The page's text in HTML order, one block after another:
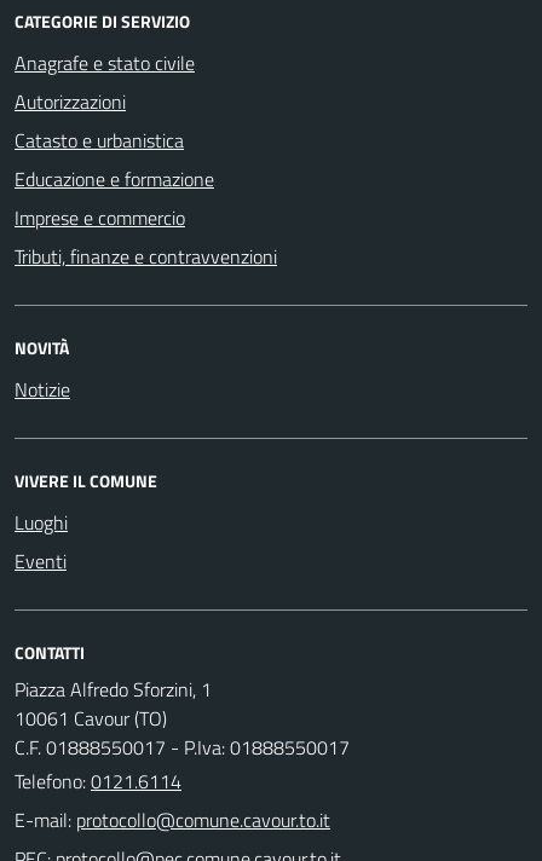
CATEGORIE DI SERVIZIO
Anagrafe e stato civile
Autorizzazioni
Catasto e urbanistica
Educazione e formazione
Imprese e commercio
Tributi, finanze e contravvenzioni
NOVITÀ
Notizie
VIVERE IL COMUNE
Luoghi
Eventi
CONTATTI
Piazza Alfredo Sforzini, 1
10061 Cavour (TO)
C.F. 01888550017 - P.Iva: 01888550017
Telefono:0121.6114
E-mail: